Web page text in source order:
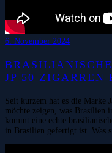
6. November 2024
JP 50 ZIGARREN
Seit kurzem hat es die Marke
möchte zeigen, was Brasilien
kommt eine echte
in Brasilien gefertigt ist. Was